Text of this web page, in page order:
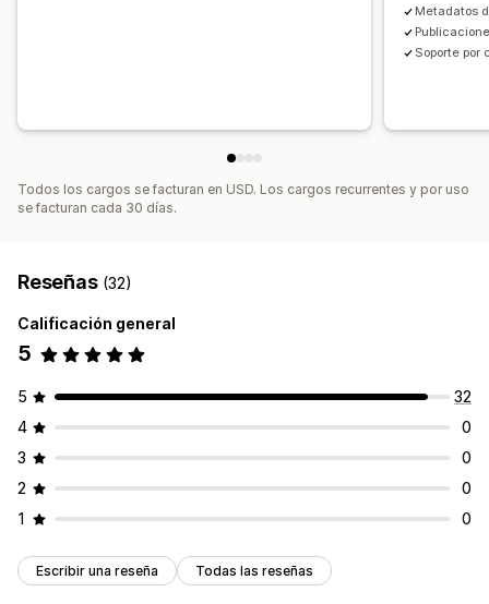
Metadatos
Soporte por
Todos los cargos se facturan en USD. Los cargos recurrentes y por uso
se facturan cada 30 días.
Reseñas (32)
Calificación general
5
5
32
4
0
3
0
2
0
1
0
Escribir una reseña Todas las reseñas